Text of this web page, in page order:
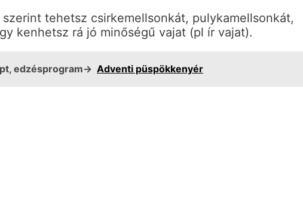
tehetsz csirkemellsonkát, pulykamellsonkát,
kenhetsz rá jó minőségű vajat (pl ír vajat).
edzésprogram→ Adventi püspökkenyér